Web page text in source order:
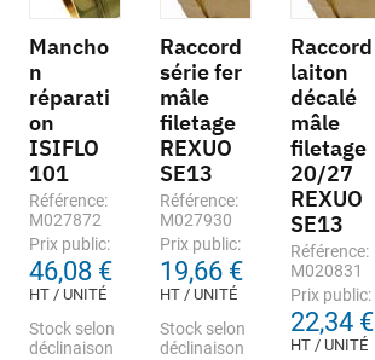
Mancho
n
réparati
on
ISIFLO
101
Référence:
M027872
Prix public:
46,08 €
HT / UNITÉ
Stock selon
déclinaison
Raccord
série fer
mâle
filetage
REXUO
SE13
Référence:
M027930
Prix public:
19,66 €
HT / UNITÉ
Stock selon
déclinaison
Raccord
laiton
décalé
mâle
filetage
20/27
REXUO
SE13
Référence:
M020831
Prix public:
22,34 €
HT / UNITÉ